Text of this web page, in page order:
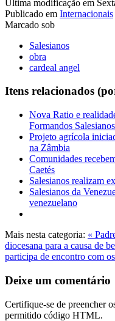
Última modificação em
Publicado em Internacionais
Marcado sob
Salesianos
obra
cardeal angel
Itens relacionados
Nova Ratio e
Formandos Salesianos
Projeto agrícola
na Zâmbia
Comunidades
Caetés
Salesianos realizam
Salesianos da
venezuelano
Mais nesta categoria: «
diocesana para a causa de
participa de encontro com
Deixe um comentário
Certifique-se de preencher
permitido código HTML.